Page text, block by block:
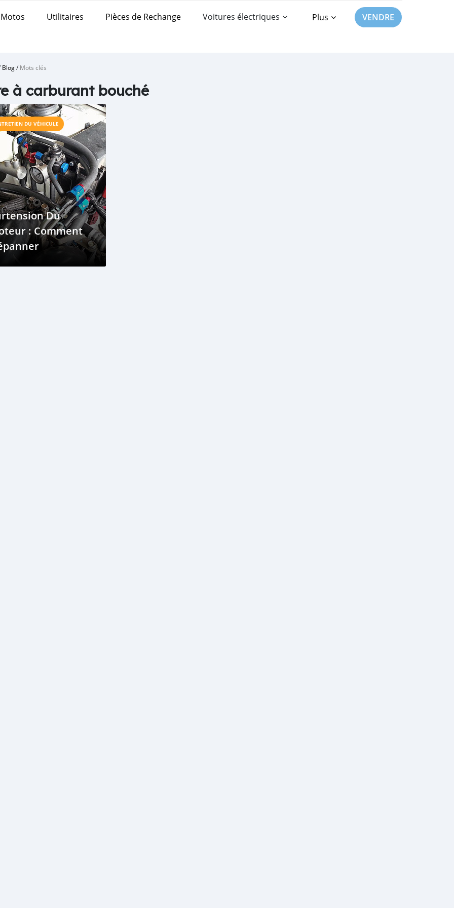
Motos Utilitaires Pièces de Rechange Voitures électriques Plus VENDRE
Blog/Mots clés
à carburant bouché
DU VÉHICULE
Du
: Comment